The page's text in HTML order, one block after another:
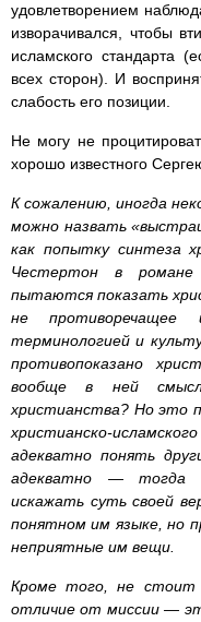
удовлетворением
изворачивался, чтобы
исламского стандарта
всех сторон). И
слабость его позиции.
Не могу не
хорошо известного
К сожалению, иногда
можно назвать
как попытку синтеза
Честертон в
пытаются показать
не
терминологией и
противопоказано
вообще в ней
христианства? Но это
христианско-
адекватно понять
адекватно — тогда
искажать суть своей
понятном им языке, но
неприятные им вещи.
Кроме того, не
отличие от миссии —